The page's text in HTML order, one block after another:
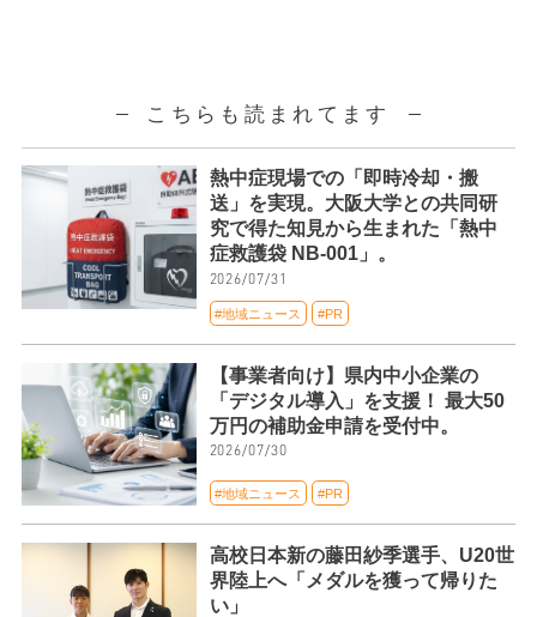
こちらも読まれてます
熱中症現場での「即時冷却・搬
送」を実現。大阪大学との共同研
究で得た知見から生まれた「熱中
症救護袋 NB-001」。
2026/07/31
#地域ニュース #PR
【事業者向け】県内中小企業の
「デジタル導入」を支援！ 最大50
万円の補助金申請を受付中。
2026/07/30
#地域ニュース #PR
高校日本新の藤田紗季選手、U20世
界陸上へ「メダルを獲って帰りた
い」